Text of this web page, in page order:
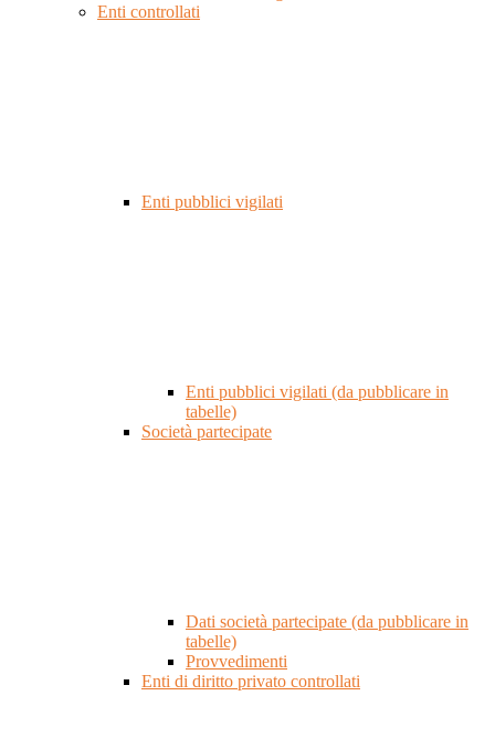
Enti controllati
Enti pubblici vigilati
Enti pubblici vigilati (da pubblicare in
tabelle)
Società partecipate
Dati società partecipate (da pubblicare in
tabelle)
Provvedimenti
Enti di diritto privato controllati